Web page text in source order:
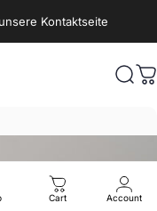
Kontaktseite
Cart Account